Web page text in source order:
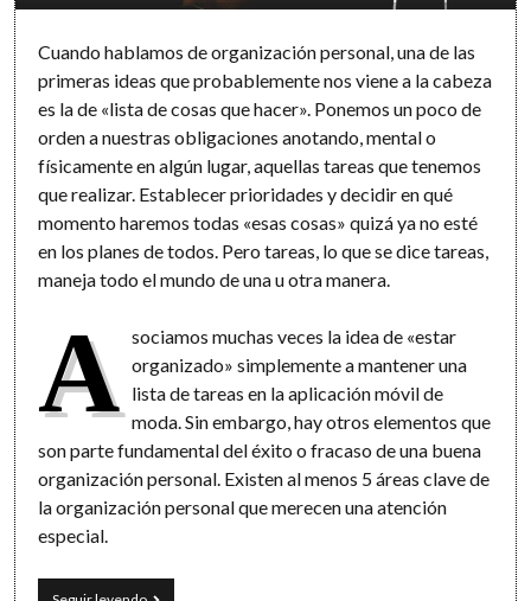
Cuando hablamos de organización personal, una de las
primeras ideas que probablemente nos viene a la cabeza
es la de «lista de cosas que hacer». Ponemos un poco de
orden a nuestras obligaciones anotando, mental o
físicamente en algún lugar, aquellas tareas que tenemos
que realizar. Establecer prioridades y decidir en qué
momento haremos todas «esas cosas» quizá ya no esté
en los planes de todos. Pero tareas, lo que se dice tareas,
maneja todo el mundo de una u otra manera.
A sociamos muchas veces la idea de «estar
organizado» simplemente a mantener una
lista de tareas en la aplicación móvil de
moda. Sin embargo, hay otros elementos que
son parte fundamental del éxito o fracaso de una buena
organización personal. Existen al menos 5 áreas clave de
la organización personal que merecen una atención
especial.